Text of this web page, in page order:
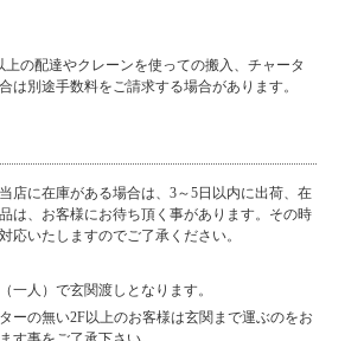
上の配達やクレーンを使っての搬入、チャータ
は別途手数料をご請求する場合があります。
店に在庫がある場合は、3～5日以内に出荷、在
は、お客様にお待ち頂く事があります。その時
応いたしますのでご了承ください。
一人）で玄関渡しとなります。
ーの無い2F以上のお客様は玄関まで運ぶのをお